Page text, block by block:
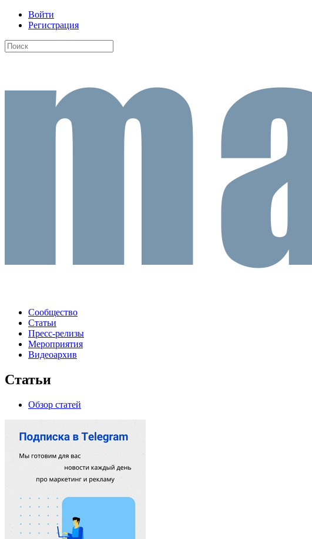
Войти
Регистрация
Сообщество
Статьи
Пресс-релизы
Мероприятия
Видеоархив
Статьи
Обзор статей